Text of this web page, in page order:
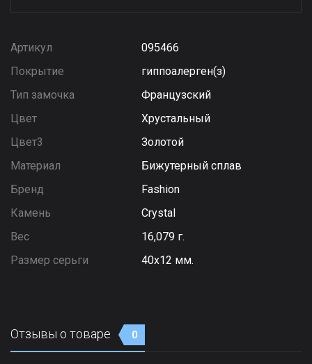
Артикул
095466
Покрытие
гиппоалерген(з)
Тип замочка
Французский
Цвет
Хрустальный
Цвет3
Золотой
Материал
Бижутерный сплав
Бренд
Fashion
Камень
Сrystal
Вес
16,079 г.
Размер серьги
40х12 мм.
Отзывы о товаре 0